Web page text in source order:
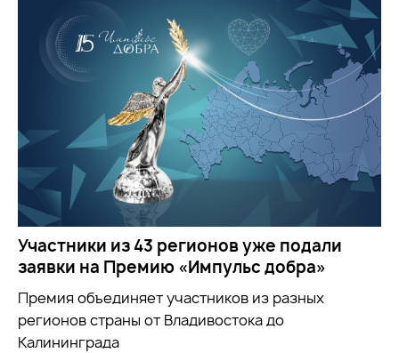
Участники из 43 регионов уже подали
заявки на Премию «Импульс добра»
Премия объединяет участников из разных
регионов страны от Владивостока до
Калининграда